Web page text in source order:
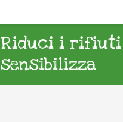
Riduci i rifiuti
sensibilizza